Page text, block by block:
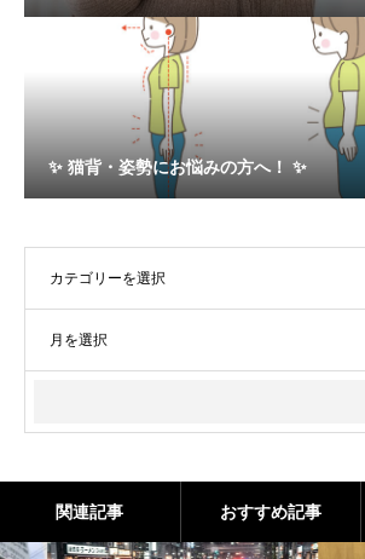
✨ 猫背・姿勢にお悩みの方へ！ ✨
関連記事 おすすめ記事